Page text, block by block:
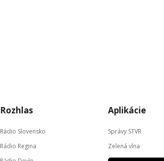
Rozhlas
Rádio Slovensko
Rádio Regina
Aplikácie
Správy STVR
Zelená vlna